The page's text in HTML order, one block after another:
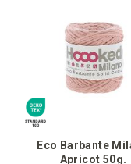
Eco Barbante
Apricot 50g.